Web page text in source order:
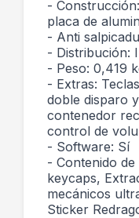
-
placa de
- Anti
- Distribución:
- Peso: 0,419
- Extras:
doble disparo
contenedor
control de
- Software: Sí
- Contenido
keycaps,
mecánicos
Sticker